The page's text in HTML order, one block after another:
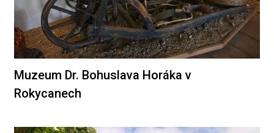
Muzeum Dr. Bohuslava Horáka v
Rokycanech